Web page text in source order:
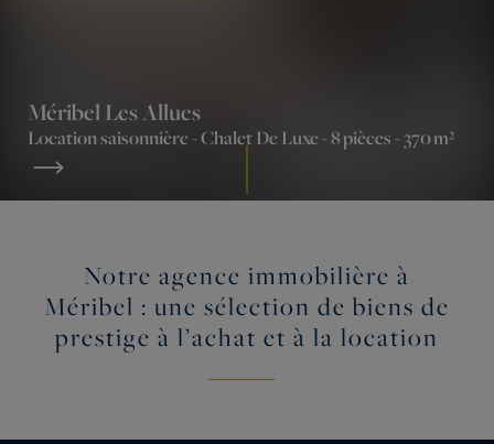
Méribel Les Allues
Location saisonnière -Chalet De Luxe- 8 pièces - 370 m²
Notre agence immobilière à
Méribel : une sélection de biens de
prestige à l’achat et à la location